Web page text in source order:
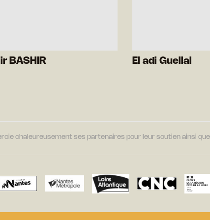
BASHIR El adi Guellal
chaleureusement ses partenaires pour leur soutien ainsi